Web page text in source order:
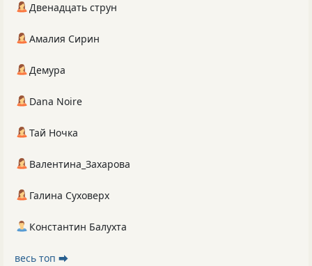
Двенадцать струн
Амалия Сирин
Демура
Dana Noire
Тай Ночка
Валентина_Захарова
Галина Суховерх
Константин Балухта
весь топ ⮕